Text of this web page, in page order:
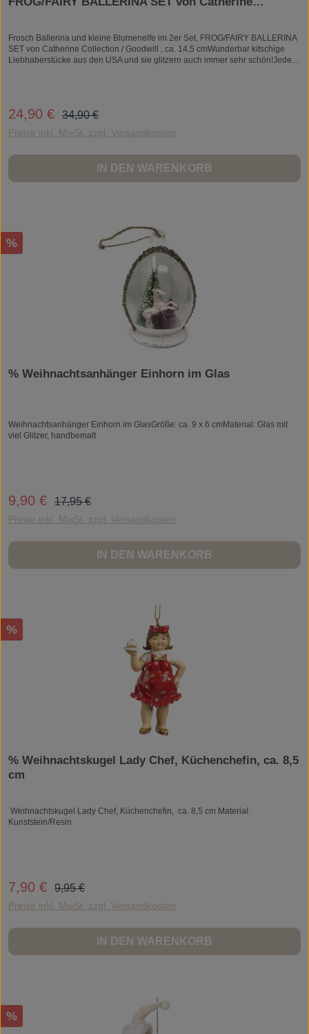
Frosch Ballerina und kleine Blumenelfe im 2er Set, FROG/FAIRY BALLERINA
SET von Catherine Collection / Goodwill , ca. 14,5 cmWunderbar kitschige
Liebhaberstücke aus den USA und sie glitzern auch immer sehr schön!Jedes
Verkaufspreis:
24,90 € Regulärer Preis:
34,90 €
Preise inkl. MwSt. zzgl. Versandkosten
IN DEN WARENKORB
Rabatt
%
% Weihnachtsanhänger Einhorn im Glas
Weihnachtsanhänger Einhorn im GlasGröße: ca. 9 x 6 cmMaterial: Glas mit
viel Glitzer, handbemalt
Verkaufspreis:
9,90 € Regulärer Preis:
17,95 €
Preise inkl. MwSt. zzgl. Versandkosten
IN DEN WARENKORB
Rabatt
%
% Weihnachtskugel Lady Chef, Küchenchefin, ca. 8,5
cm
Weihnachtskugel Lady Chef, Küchenchefin, ca. 8,5 cm Material:
Kunststein/Resin
Verkaufspreis:
7,90 € Regulärer Preis:
9,95 €
Preise inkl. MwSt. zzgl. Versandkosten
IN DEN WARENKORB
Rabatt
%